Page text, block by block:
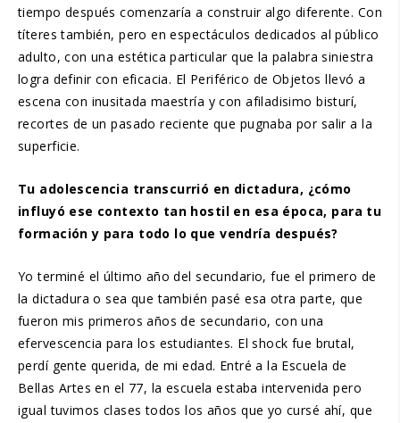
tiempo después comenzaría a construir algo diferente. Con
títeres también, pero en espectáculos dedicados al público
adulto, con una estética particular que la palabra siniestra
logra definir con eficacia. El Periférico de Objetos llevó a
escena con inusitada maestría y con afiladisimo bisturí,
recortes de un pasado reciente que pugnaba por salir a la
superficie.
Tu adolescencia transcurrió en dictadura, ¿cómo
influyó ese contexto tan hostil en esa época, para tu
formación y para todo lo que vendría después?
Yo terminé el último año del secundario, fue el primero de
la dictadura o sea que también pasé esa otra parte, que
fueron mis primeros años de secundario, con una
efervescencia para los estudiantes. El shock fue brutal,
perdí gente querida, de mi edad. Entré a la Escuela de
Bellas Artes en el 77, la escuela estaba intervenida pero
igual tuvimos clases todos los años que yo cursé ahí, que